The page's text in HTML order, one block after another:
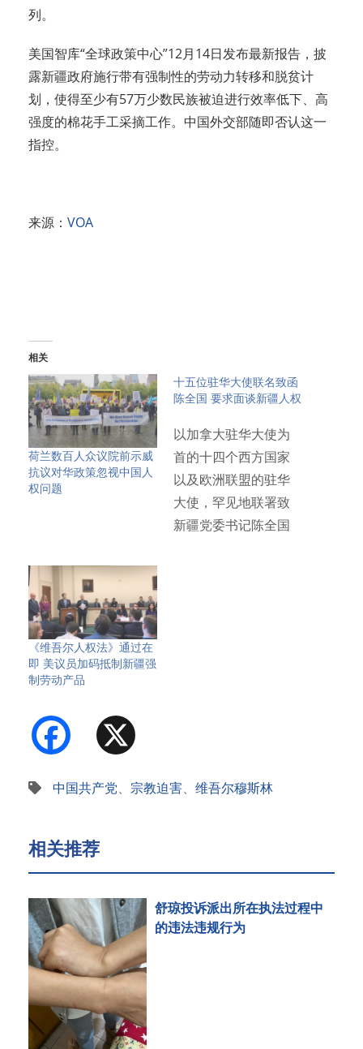
列。
美国智库“全球政策中心”12月14日发布最新报告，披
露新疆政府施行带有强制性的劳动力转移和脱贫计
划，使得至少有57万少数民族被迫进行效率低下、高
强度的棉花手工采摘工作。中国外交部随即否认这一
指控。
来源： VOA
相关
荷兰数百人众议院前示威
抗议对华政策忽视中国人
权问题
十五位驻华大使联名致函
陈全国 要求面谈新疆人权
以加拿大驻华大使为
首的十四个西方国家
以及欧洲联盟的驻华
大使，罕见地联署致
新疆党委书记陈全国
《维吾尔人权法》通过在
即 美议员加码抵制新疆强
制劳动产品
Facebook
中国共产党、 宗教迫害、 维吾尔穆斯林
相关推荐
舒琼投诉派出所在执法过程中
的违法违规行为